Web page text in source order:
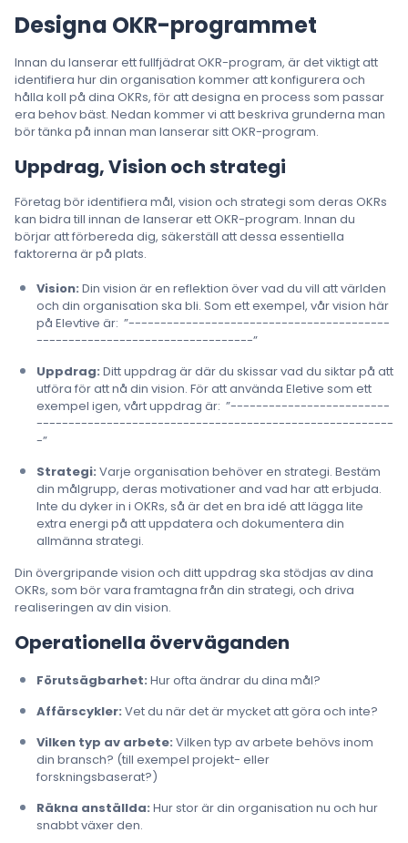
Designa OKR-programmet
Innan du lanserar ett fullfjädrat OKR-program, är det viktigt att
identifiera hur din organisation kommer att konfigurera och
hålla koll på dina OKRs, för att designa en process som passar
era behov bäst. Nedan kommer vi att beskriva grunderna man
bör tänka på innan man lanserar sitt OKR-program.
Uppdrag, Vision och strategi
Företag bör identifiera mål, vision och strategi som deras OKRs
kan bidra till innan de lanserar ett OKR-program. Innan du
börjar att förbereda dig, säkerställ att dessa essentiella
faktorerna är på plats.
Vision: Din vision är en reflektion över vad du vill att världen
och din organisation ska bli. Som ett exempel, vår vision här
på Elevtive är: ”-----------------------------------------
----------------------------------”
Uppdrag: Ditt uppdrag är där du skissar vad du siktar på att
utföra för att nå din vision. För att använda Eletive som ett
exempel igen, vårt uppdrag är: ”-------------------------
--------------------------------------------------------
-”
Strategi: Varje organisation behöver en strategi. Bestäm
din målgrupp, deras motivationer and vad har att erbjuda.
Inte du dyker in i OKRs, så är det en bra idé att lägga lite
extra energi på att uppdatera och dokumentera din
allmänna strategi.
Din övergripande vision och ditt uppdrag ska stödjas av dina
OKRs, som bör vara framtagna från din strategi, och driva
realiseringen av din vision.
Operationella överväganden
Förutsägbarhet: Hur ofta ändrar du dina mål?
Affärscykler: Vet du när det är mycket att göra och inte?
Vilken typ av arbete: Vilken typ av arbete behövs inom
din bransch? (till exempel projekt- eller
forskningsbaserat?)
Räkna anställda: Hur stor är din organisation nu och hur
snabbt växer den.